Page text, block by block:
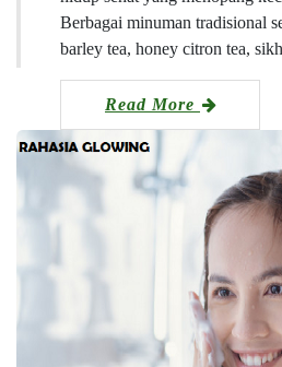
Berbagai minuman tradisional
barley tea, honey citron tea,
Read More